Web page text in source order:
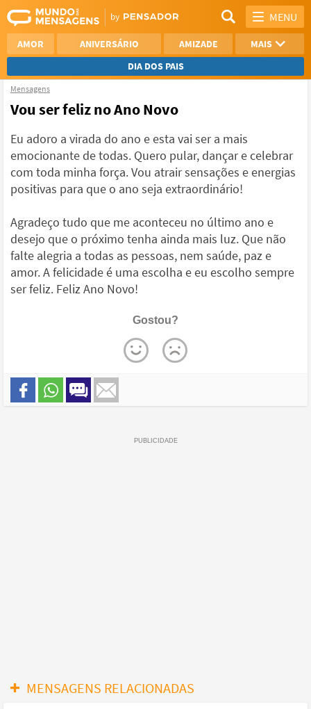
MENU
AMOR ANIVERSÁRIO AMIZADE
MAIS
DIA DOS PAIS
REFLEXÃO
NAMORO
VER TODAS
Mensagens
Vou ser feliz no Ano Novo
Eu adoro a virada do ano e esta vai ser a mais
emocionante de todas. Quero pular, dançar e celebrar
com toda minha força. Vou atrair sensações e energias
positivas para que o ano seja extraordinário!
Agradeço tudo que me aconteceu no último ano e
desejo que o próximo tenha ainda mais luz. Que não
falte alegria a todas as pessoas, nem saúde, paz e
amor. A felicidade é uma escolha e eu escolho sempre
ser feliz. Feliz Ano Novo!
Gostou?
MENSAGENS RELACIONADAS